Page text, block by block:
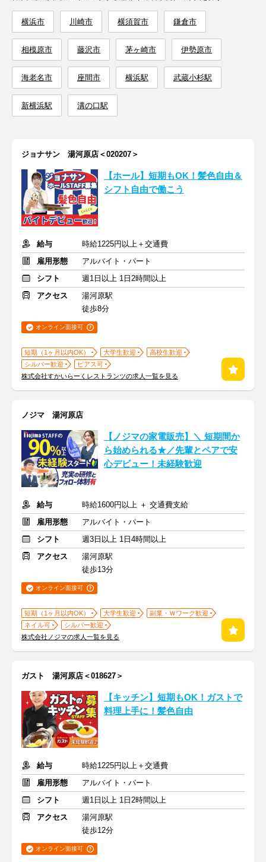
横浜市 川崎市 横須賀市 鎌倉市
相模原市 藤沢市 茅ヶ崎市 伊勢原市
海老名市 座間市 横浜駅 武蔵小杉駅
新横浜駅 溝の口駅
ジョナサン 湯河原店＜020207＞
【ホール】短期もOK！髪色自由＆
シフト自由で働こう
給与
時給1225円以上＋交通費
雇用形態
アルバイト・パート
シフト
週1日以上 1日2時間以上
アクセス
湯河原駅
徒歩8分
オンライン面接可
短期（1ヶ月以内OK） 大学生歓迎
高校生歓迎
シルバー歓迎
ピアス可
株式会社すかいらーくレストランツの求人一覧を見る
ノジマ 湯河原店
【ノジマの家電販売】＼ 短期間か
ら始められる★／先輩とペアで安
心デビュー！未経験歓迎
給与
時給1600円以上 ＋ 交通費支給
雇用形態
アルバイト・パート
シフト
週3日以上 1日4時間以上
アクセス
湯河原駅
徒歩13分
オンライン面接可
短期（1ヶ月以内OK） 大学生歓迎
副業・Ｗワーク歓迎
ネイル可
シルバー歓迎
株式会社ノジマの求人一覧を見る
ガスト 湯河原店＜018627＞
【キッチン】短期もOK！ガストで
料理上手に！髪色自由
給与
時給1225円以上＋交通費
雇用形態
アルバイト・パート
シフト
週1日以上 1日2時間以上
アクセス
湯河原駅
徒歩12分
オンライン面接可